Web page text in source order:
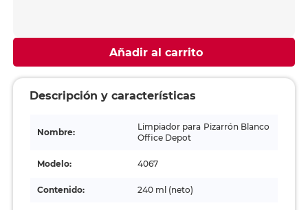
Añadir al carrito
Descripción y características
Nombre:
Limpiador para Pizarrón Blanco
Office Depot
Modelo: 4067
Contenido: 240 ml (neto)